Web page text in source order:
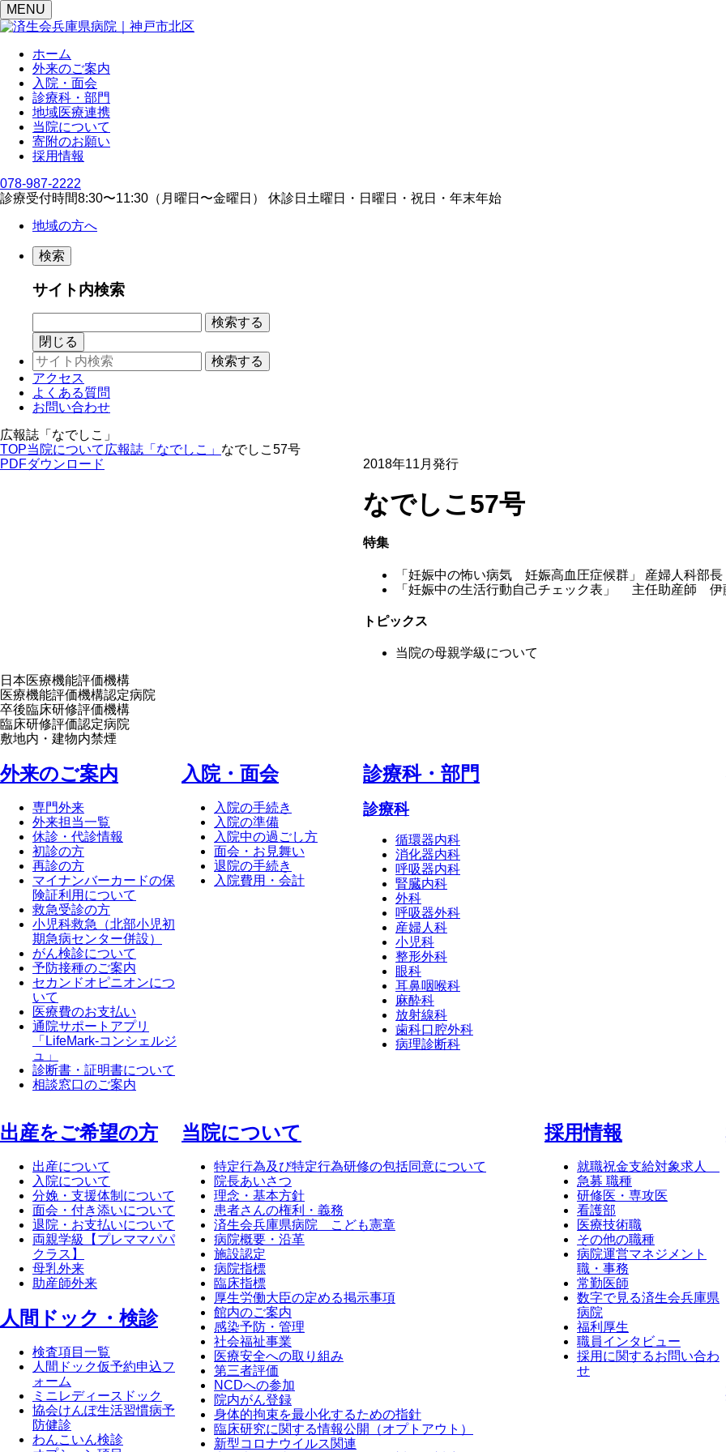
MENU
ホーム
外来のご案内
入院・面会
診療科・部門
地域医療連携
当院について
寄附のお願い
採用情報
078-987-2222
診療受付時間8:30〜11:30（⽉曜⽇〜⾦曜⽇） 休診日 ⼟曜⽇・⽇曜⽇・祝⽇・年末年始
地域の方へ
検索
サイト内検索
閉じる
アクセス
よくある質問
お問い合わせ
広報誌「なでしこ」
TOP当院について広報誌「なでしこ」 なでしこ57号
PDFダウンロード
2018年11月発行
なでしこ57号
特集
「妊娠中の怖い病気 妊娠高血圧症候群」 産婦人科部
「妊娠中の生活行動自己チェック表」 主任助産師 伊
トピックス
当院の母親学級について
日本医療機能評価機構
医療機能評価機構認定病院
卒後臨床研修評価機構
臨床研修評価認定病院
敷地内・建物内禁煙
外来のご案内
専門外来
外来担当一覧
休診・代診情報
初診の方
再診の方
マイナンバーカードの保
険証利用について
救急受診の方
小児科救急（北部小児初
期急病センター併設）
がん検診について
予防接種のご案内
セカンドオピニオンにつ
いて
医療費のお支払い
通院サポートアプリ
「LifeMark-コンシェルジ
ュ」
診断書・証明書について
相談窓口のご案内
⼊院・⾯会
入院の手続き
入院の準備
入院中の過ごし方
面会・お見舞い
退院の手続き
入院費用・会計
診療科・部⾨
診療科
循環器内科
消化器内科
呼吸器内科
腎臓内科
外科
呼吸器外科
産婦人科
小児科
整形外科
眼科
耳鼻咽喉科
麻酔科
放射線科
歯科口腔外科
病理診断科
出産をご希望の方
出産について
入院について
分娩・支援体制について
面会・付き添いについて
退院・お支払いについて
両親学級【プレママパパ
クラス】
母乳外来
助産師外来
⼈間ドック・検診
検査項目一覧
人間ドック仮予約申込フ
ォーム
ミニレディースドック
協会けんぽ生活習慣病予
防健診
わんこいん検診
当院について
特定行為及び特定行為研修の包括同意について
院長あいさつ
理念・基本方針
患者さんの権利・義務
済生会兵庫県病院 こども憲章
病院概要・沿革
施設認定
病院指標
臨床指標
厚生労働大臣の定める掲示事項
館内のご案内
感染予防・管理
社会福祉事業
医療安全への取り組み
第三者評価
NCDへの参加
院内がん登録
身体的拘束を最小化するための指針
臨床研究に関する情報公開（オプトアウト）
新型コロナウイルス関連
採⽤情報
就職祝金支給対象求人
急募 職種
研修医・専攻医
看護部
医療技術職
その他の職種
病院運営マネジメント
職・事務
常勤医師
数字で見る済生会兵庫県
病院
福利厚生
職員インタビュー
採用に関するお問い合わ
せ